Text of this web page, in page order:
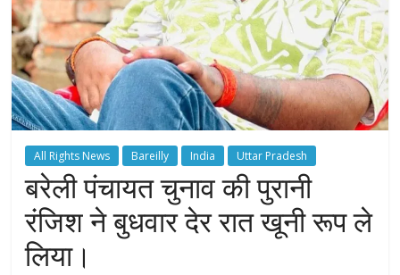
All Rights News Bareilly India Uttar Pradesh
बरेली पंचायत चुनाव की पुरानी
रंजिश ने बुधवार देर रात खूनी रूप ले
लिया।